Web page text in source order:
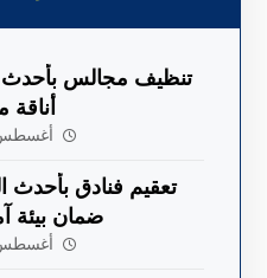
تنظيف مجالس بأحدث
أناقة
أغسطس 2,
تعقيم فنادق
ضمان بيئة
أغسطس 2,